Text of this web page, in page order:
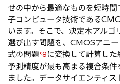
せの中から最適なものを短時
子コンピュータ技術である
います。そこで、決定木アルゴ
選び出す問題を、CMOSアニ
式の問題*8に変換して計算した
予測精度が最も高まる複合条
ました。データサイエンティ